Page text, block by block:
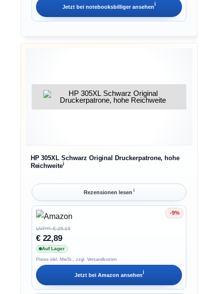
Jetzt bei notebooksbilligeransehenℹ︎
HP 305XL Schwarz Original Druckerpatrone, hohe
Reichweiteℹ︎
Rezensionen lesen ℹ︎
-9%
Ersparnis 9%
UVP**: € 25,15
€ 22,89
Auf Lager
Preise inkl. MwSt., zzgl. Versandkosten
Jetzt bei Amazon ansehenℹ︎